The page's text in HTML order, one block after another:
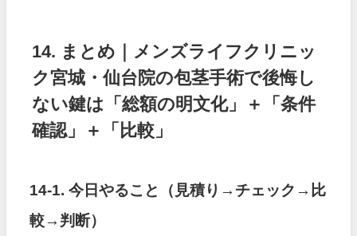
14. まとめ｜メンズライフクリニッ
ク宮城・仙台院の包茎手術で後悔し
ない鍵は「総額の明文化」＋「条件
確認」＋「比較」
14-1. 今日やること（見積り→チェック→比
較→判断）